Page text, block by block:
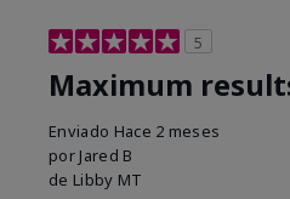
5
Maximum
Enviado Hace 2 meses
por Jared B
de Libby MT